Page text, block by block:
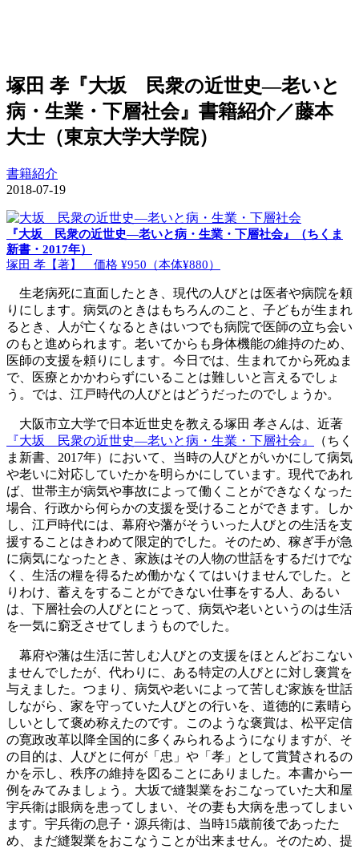
塚田 孝『大坂 民衆の近世史―老いと
病・生業・下層社会』書籍紹介／藤本
大士（東京大学大学院）
書籍紹介
2018-07-19
『大坂 民衆の近世史―老いと病・生業・下層社会』（ちくま
新書・2017年）
塚田 孝【著】 価格 ¥950（本体¥880）
生老病死に直面したとき、現代の人びとは医者や病院を頼
りにします。病気のときはもちろんのこと、子どもが生まれ
るとき、人が亡くなるときはいつでも病院で医師の立ち会い
のもと進められます。老いてからも身体機能の維持のため、
医師の支援を頼りにします。今日では、生まれてから死ぬま
で、医療とかかわらずにいることは難しいと言えるでしょ
う。では、江戸時代の人びとはどうだったのでしょうか。
大阪市立大学で日本近世史を教える塚田 孝さんは、近著
『大坂 民衆の近世史―老いと病・生業・下層社会』
（ちく
ま新書、2017年）において、当時の人びとがいかにして病気
や老いに対応していたかを明らかにしています。現代であれ
ば、世帯主が病気や事故によって働くことができなくなった
場合、行政から何らかの支援を受けることができます。しか
し、江戸時代には、幕府や藩がそういった人びとの生活を支
援することはきわめて限定的でした。そのため、稼ぎ手が急
に病気になったとき、家族はその人物の世話をするだけでな
く、生活の糧を得るため働かなくてはいけませんでした。と
りわけ、蓄えをすることができない仕事をする人、あるい
は、下層社会の人びとにとって、病気や老いというのは生活
を一気に窮乏させてしまうものでした。
幕府や藩は生活に苦しむ人びとの支援をほとんどおこない
ませんでしたが、代わりに、ある特定の人びとに対し褒賞を
与えました。つまり、病気や老いによって苦しむ家族を世話
しながら、家を守っていた人びとの行いを、道徳的に素晴ら
しいとして褒め称えたのです。このような褒賞は、松平定信
の寛政改革以降全国的に多くみられるようになりますが、そ
の目的は、人びとに何が「忠」や「孝」として賞賛されるの
かを示し、秩序の維持を図ることにありました。本書から一
例をみてみましょう。大坂で縫製業をおこなっていた大和屋
宇兵衛は眼病を患ってしまい、その妻も大病を患ってしまい
ます。宇兵衛の息子・源兵衛は、当時15歳前後であったた
め、まだ縫製業をおこなうことが出来ません。そのため、提